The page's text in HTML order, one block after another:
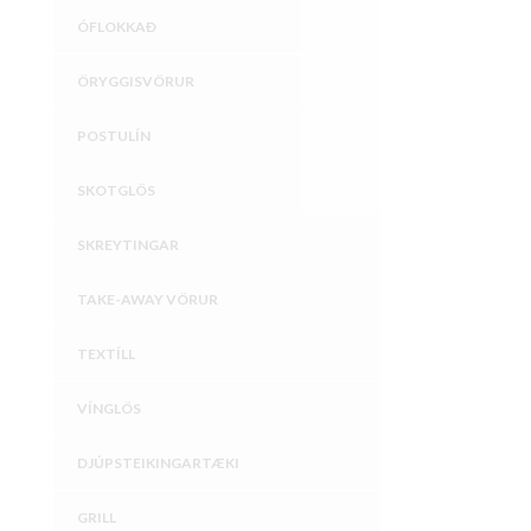
ÓFLOKKAÐ
ÖRYGGISVÖRUR
POSTULÍN
SKOTGLÖS
SKREYTINGAR
TAKE-AWAY VÖRUR
TEXTÍLL
VÍNGLÖS
DJÚPSTEIKINGARTÆKI
GRILL